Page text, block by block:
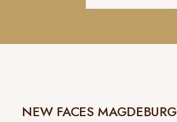
NEW FACES MAGDEBURG